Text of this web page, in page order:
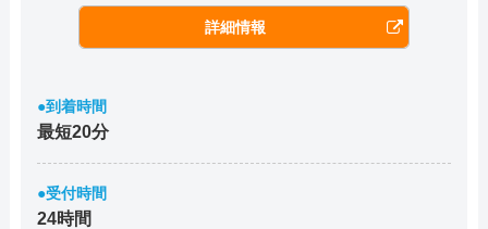
詳細情報
●到着時間
最短20分
●受付時間
24時間